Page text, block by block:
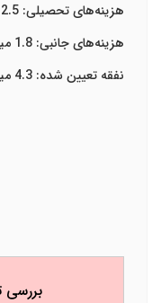
هزینه‌های تحصیلی: 2.5 میلیون تومان
هزینه‌های جانبی: 1.8 میلیون تومان
نفقه تعیین شده: 4.3 میلیون تومان
بررسی